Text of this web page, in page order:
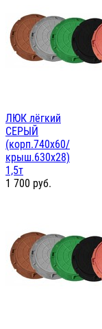
ЛЮК лёгкий
СЕРЫЙ
(корп.740х60/
крыш.630х28)
1,5т
1 700 руб.